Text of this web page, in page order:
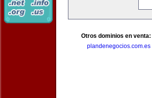
Otros dominios en venta:
plandenegocios.com.es|